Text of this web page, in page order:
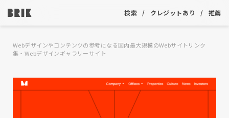
検索 クレジットあり 推薦
Webデザインやコンテンツの参考になる国内最大規模のWebサイトリンク
集・Webデザインギャラリーサイト